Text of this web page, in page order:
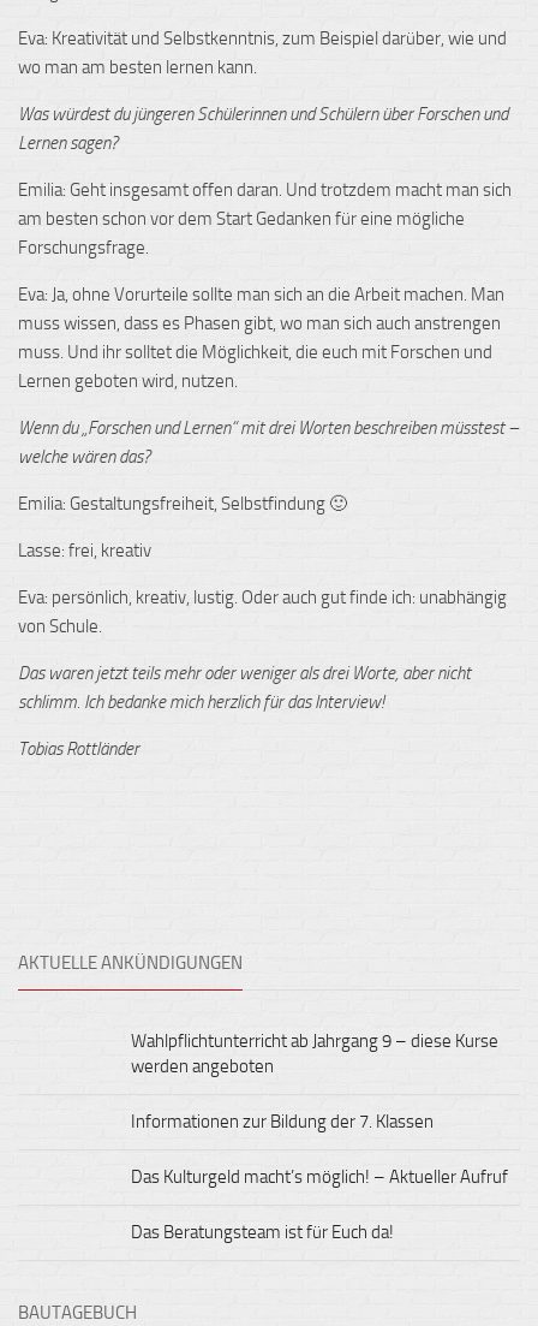
Eva: Kreativität und Selbstkenntnis, zum Beispiel darüber, wie und
wo man am besten lernen kann.
Was würdest du jüngeren Schülerinnen und Schülern über Forschen und
Lernen sagen?
Emilia: Geht insgesamt offen daran. Und trotzdem macht man sich
am besten schon vor dem Start Gedanken für eine mögliche
Forschungsfrage.
Eva: Ja, ohne Vorurteile sollte man sich an die Arbeit machen. Man
muss wissen, dass es Phasen gibt, wo man sich auch anstrengen
muss. Und ihr solltet die Möglichkeit, die euch mit Forschen und
Lernen geboten wird, nutzen.
Wenn du „Forschen und Lernen“ mit drei Worten beschreiben müsstest –
welche wären das?
Emilia: Gestaltungsfreiheit, Selbstfindung 🙂
Lasse: frei, kreativ
Eva: persönlich, kreativ, lustig. Oder auch gut finde ich: unabhängig
von Schule.
Das waren jetzt teils mehr oder weniger als drei Worte, aber nicht
schlimm. Ich bedanke mich herzlich für das Interview!
Tobias Rottländer
AKTUELLE ANKÜNDIGUNGEN
Wahlpflichtunterricht ab Jahrgang 9 – diese Kurse
werden angeboten
Informationen zur Bildung der 7. Klassen
Das Kulturgeld macht’s möglich! – Aktueller Aufruf
Das Beratungsteam ist für Euch da!
BAUTAGEBUCH